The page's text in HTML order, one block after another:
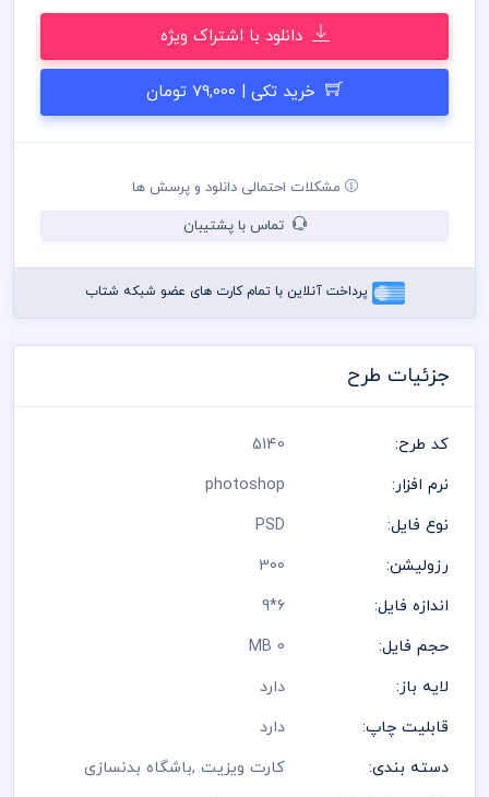
دانلود با اشتراک ویژه
خرید تکی | 79,000 تومان
مشکلات احتمالی دانلود و پرسش ها
تماس با پشتیبان
پرداخت آنلاین با تمام کارت های عضو شبکه شتاب
جزئیات طرح
کد طرح:
5140
نرم افزار:
photoshop
نوع فایل:
PSD
رزولیشن:
300
اندازه فایل:
6*9
حجم فایل:
0 MB
لایه باز:
دارد
قابلیت چاپ:
دارد
دسته بندی:
کارت ویزیت,باشگاه بدنسازی
شما می توانید چاپ کارت ویزیت های موجود در وب سایت میهن پی
اس دی را نزد چاپحانه مجموعه چاپ و در سراسر کشور دریافت نمائید
برای دانلود کارت ویزیت و طرح لایه باز به صورت به صرفه می توانید از
بسته های اشتراک ویژه استفاده نمائید و کارت ویزیت رایگان دانلود
قیل از چاپ و استفاده کارت ویزیت رعایت مواردی نظیر غلط املایی،
در طراحی کارت ویزیت از لوگو و نشان های تجاری نمادین استفاده
شده است و مسئولیت استفاده از همان لوگو به عهده خریدار می